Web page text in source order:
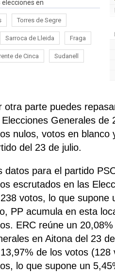
en
Torres de Segre
Sarroca de Lleida Fraga
de Cinca Sudanell
otra parte puedes
Elecciones Generales de
nulos, votos en blanco
del 23 de julio.
datos para el partido
escrutados en las
votos, lo que supone
PPacumula en esta
ERC reúne un
en Aitona del 23
de los votos
lo que supone un